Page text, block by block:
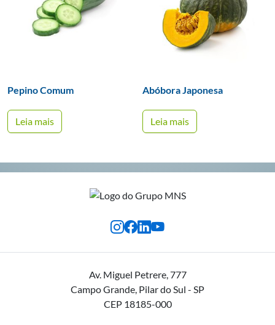
Pepino Comum
Leia mais
Abóbora Japonesa
Leia mais
Av. Miguel Petrere, 777
Campo Grande, Pilar do Sul - SP
CEP 18185-000